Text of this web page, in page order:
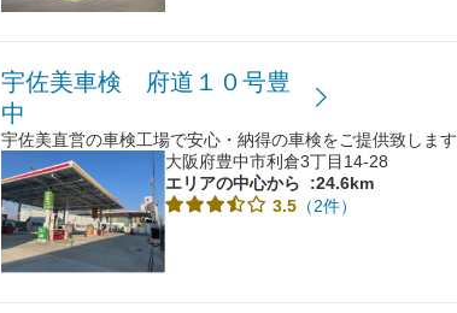
宇佐美車検 府道１０号豊
中
宇佐美直営の車検工場で安心・納得の車検をご提供致します
大阪府豊中市利倉3丁目14-28
エリアの中心から
:24.6km
3.5 （2件）